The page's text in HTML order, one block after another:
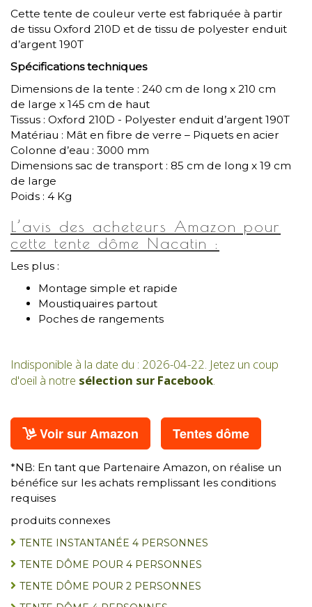
Cette tente de couleur verte est fabriquée à partir
de tissu Oxford 210D et de tissu de polyester enduit
d’argent 190T
Spécifications techniques
Dimensions de la tente : 240 cm de long x 210 cm
de large x 145 cm de haut
Tissus : Oxford 210D - Polyester enduit d’argent 190T
Matériau : Mât en fibre de verre – Piquets en acier
Colonne d’eau : 3000 mm
Dimensions sac de transport : 85 cm de long x 19 cm
de large
Poids : 4 Kg
L’avis des acheteurs Amazon pour
cette tente dôme Nacatin :
Les plus :
Montage simple et rapide
Moustiquaires partout
Poches de rangements
Indisponible à la date du : 2026-04-22. Jetez un coup
d'oeil à notre sélection sur Facebook.
Voir sur Amazon Tentes dôme
*NB: En tant que Partenaire Amazon, on réalise un
bénéfice sur les achats remplissant les conditions
requises
produits connexes
TENTE INSTANTANÉE 4 PERSONNES
TENTE DÔME POUR 4 PERSONNES
TENTE DÔME POUR 2 PERSONNES